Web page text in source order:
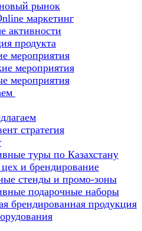
рынок
маркетинг
активности
продукта
мероприятия
мероприятия
мероприятия
стратегия
туры по Казахстану
и брендирование
стенды и промо-зоны
подарочные наборы
брендированная продукция